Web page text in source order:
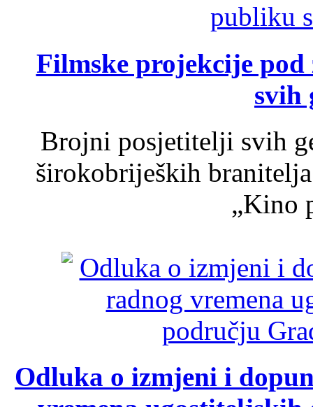
Filmske projekcije
svih
Brojni posjetitelji svih
širokobrijeških
„Kino
Odluka o izmjeni i